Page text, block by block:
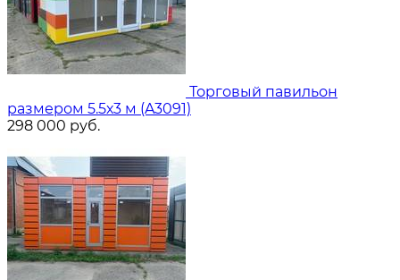
Торговый павильон
размером 5.5х3 м (A3091)
298 000 руб.